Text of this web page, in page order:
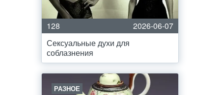
128
2026-06-07
Сексуальные духи для
соблазнения
РАЗНОЕ